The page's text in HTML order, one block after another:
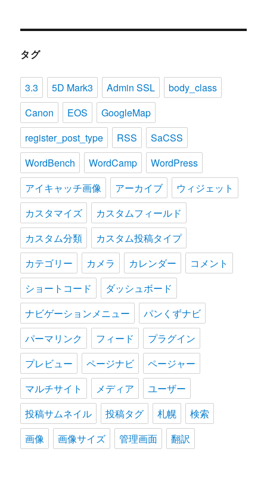
タグ
3.3 5D Mark3 Admin SSL
body_class
Canon
EOS
GoogleMap
register_post_type
RSS
SaCSS
WordBench
WordCamp
WordPress
アイキャッチ画像
アーカイブ
ウィジェット
カスタマイズ
カスタムフィールド
カスタム分類
カスタム投稿タイプ
カテゴリー
カメラ カレンダー
コメント
ショートコード
ダッシュボード
ナビゲーションメニュー
パンくずナビ
パーマリンク
フィード
プラグイン
プレビュー
ページナビ
ページャー
マルチサイト
メディア
ユーザー
投稿サムネイル
投稿タグ 札幌
検索
画像
画像サイズ 管理画面 翻訳